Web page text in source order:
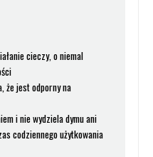
cieczy, o niemal
że jest odporny na
i nie wydziela dymu ani
codziennego użytkowania